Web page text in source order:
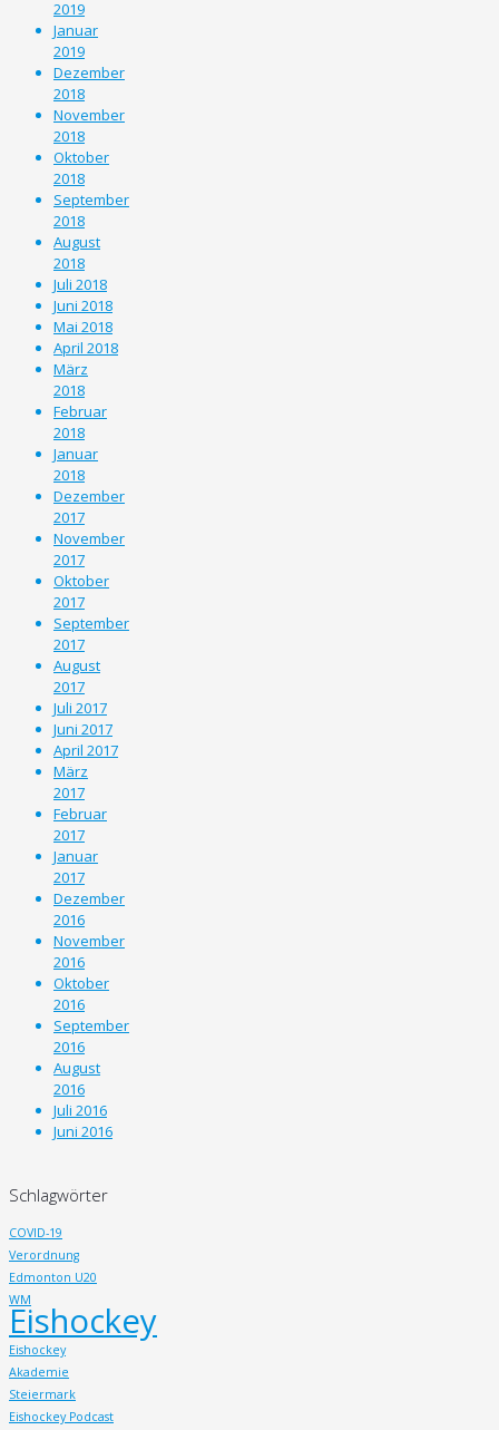
2019
Januar
2019
Dezember
2018
November
2018
Oktober
2018
September
2018
August
2018
Juli 2018
Juni 2018
Mai 2018
April 2018
März
2018
Februar
2018
Januar
2018
Dezember
2017
November
2017
Oktober
2017
September
2017
August
2017
Juli 2017
Juni 2017
April 2017
März
2017
Februar
2017
Januar
2017
Dezember
2016
November
2016
Oktober
2016
September
2016
August
2016
Juli 2016
Juni 2016
Schlagwörter
COVID-19
Verordnung
Edmonton U20
WM
Eishockey
Eishockey
Akademie
Steiermark
Eishockey Podcast